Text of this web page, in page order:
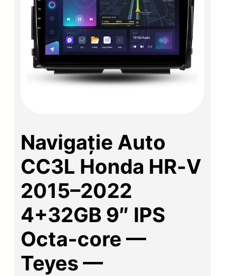
Navigație Auto
CC3L Honda HR‑V
2015–2022
4+32GB 9″ IPS
Octa‑core —
Teyes —